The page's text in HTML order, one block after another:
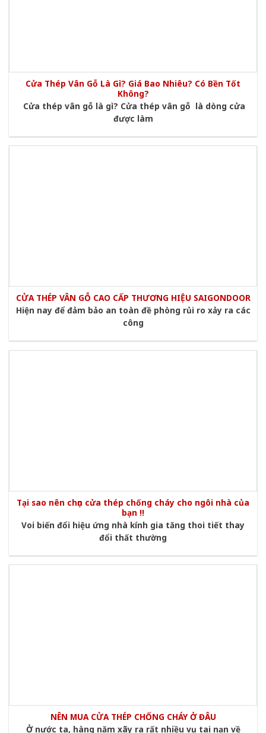
Cửa Thép Vân Gỗ Là Gì? Giá Bao Nhiêu? Có Bền Tốt
Không?
Cửa thép vân gỗ là gì? Cửa thép vân gỗ là dòng cửa
được làm
CỬA THÉP VÂN GỖ CAO CẤP THƯƠNG HIỆU SAIGONDOOR
Hiện nay để đảm bảo an toàn đề phòng rủi ro xảy ra các
công
Tại sao nên chọn cửa thép chống cháy cho ngôi nhà của
bạn !!
Voi biến đổi hiệu ứng nhà kính gia tăng thoi tiết thay
đổi thất thường
NÊN MUA CỬA THÉP CHỐNG CHÁY Ở ĐÂU
Ở nước ta, hàng năm xãy ra rất nhiều vụ tai nạn về